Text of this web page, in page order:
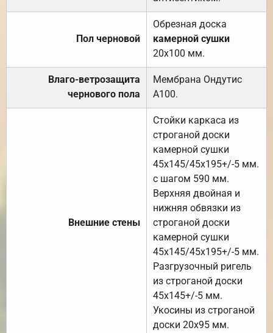
Пол черновой
Обрезная доска
камерной сушки
20х100 мм.
Влаго-ветрозащита
чернового пола
Мембрана Ондутис
А100.
Внешние стены
Стойки каркаса из
строганой доски
камерной сушки
45х145/45х195+/-5 мм.
с шагом 590 мм.
Верхняя двойная и
нижняя обвязки из
строганой доски
камерной сушки
45х145/45х195+/-5 мм.
Разгрузочный ригель
из строганой доски
45х145+/-5 мм.
Укосины из строганой
доски 20х95 мм.